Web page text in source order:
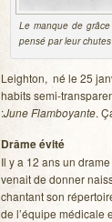
Le manque de
pensé par leur
Leigh­ton, né le 25
habits semi-
:June Flam­boyante.
Drâme évité
Il y a 12 ans un
venait de don­ner
chan­tant son
de l’équipe médi­cale